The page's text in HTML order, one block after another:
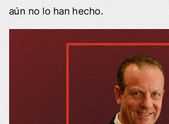
aún no lo han hecho.